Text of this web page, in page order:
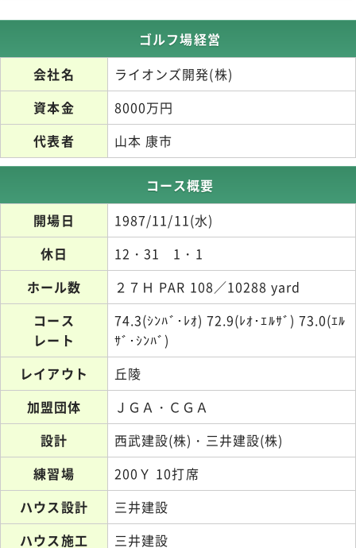
ゴルフ場経営
会社名
ライオンズ開発(株)
資本金
8000万円
代表者
山本 康市
コース概要
開場日
1987/11/11(水)
休日
12・31 1・1
ホール数
２７Ｈ PAR 108／10288 yard
コース
レート
74.3(ｼﾝﾊﾞ･ﾚｵ) 72.9(ﾚｵ･ｴﾙｻﾞ) 73.0(ｴﾙ
ｻﾞ･ｼﾝﾊﾞ)
レイアウト
丘陵
加盟団体
ＪＧＡ・ＣＧＡ
設計
西武建設(株)・三井建設(株)
練習場
200Ｙ 10打席
ハウス設計
三井建設
ハウス施工
三井建設